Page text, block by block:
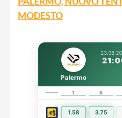
MODESTO
Palermo
1 X
1.58 3.75